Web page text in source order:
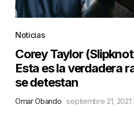
Noticias
Corey Taylor
Esta es la verdadera
se detestan
Omar Obando septiembre 21,